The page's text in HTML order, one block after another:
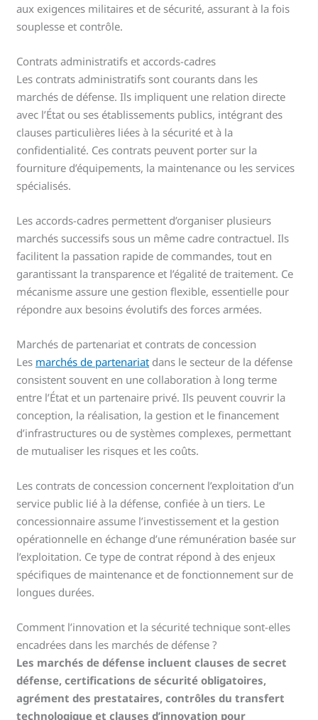
aux exigences militaires et de sécurité, assurant à la fois
souplesse et contrôle.
Contrats administratifs et accords-cadres
Les contrats administratifs sont courants dans les
marchés de défense. Ils impliquent une relation directe
avec l’État ou ses établissements publics, intégrant des
clauses particulières liées à la sécurité et à la
confidentialité. Ces contrats peuvent porter sur la
fourniture d’équipements, la maintenance ou les services
spécialisés.
Les accords-cadres permettent d’organiser plusieurs
marchés successifs sous un même cadre contractuel. Ils
facilitent la passation rapide de commandes, tout en
garantissant la transparence et l’égalité de traitement. Ce
mécanisme assure une gestion flexible, essentielle pour
répondre aux besoins évolutifs des forces armées.
Marchés de partenariat et contrats de concession
Les marchés de partenariat dans le secteur de la défense
consistent souvent en une collaboration à long terme
entre l’État et un partenaire privé. Ils peuvent couvrir la
conception, la réalisation, la gestion et le financement
d’infrastructures ou de systèmes complexes, permettant
de mutualiser les risques et les coûts.
Les contrats de concession concernent l’exploitation d’un
service public lié à la défense, confiée à un tiers. Le
concessionnaire assume l’investissement et la gestion
opérationnelle en échange d’une rémunération basée sur
l’exploitation. Ce type de contrat répond à des enjeux
spécifiques de maintenance et de fonctionnement sur de
longues durées.
Comment l’innovation et la sécurité technique sont-elles
encadrées dans les marchés de défense ?
Les marchés de défense incluent clauses de secret
défense, certifications de sécurité obligatoires,
agrément des prestataires, contrôles du transfert
technologique et clauses d’innovation pour